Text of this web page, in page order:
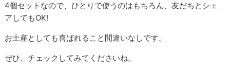
4個セットなので、ひとりで使うのはもちろん、友だちとシェ
アしてもOK!
お土産としても喜ばれること間違いなしです。
ぜひ、チェックしてみてくださいね。